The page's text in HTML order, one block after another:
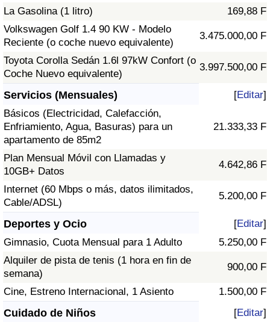
La Gasolina (1 litro)
169,88 F
Volkswagen Golf 1.4 90 KW - Modelo
Reciente (o coche nuevo equivalente)
3.475.000,00 F
Toyota Corolla Sedán 1.6l 97kW Confort (o
Coche Nuevo equivalente)
3.997.500,00 F
Servicios (Mensuales) [Editar]
Básicos (Electricidad, Calefacción,
Enfriamiento, Agua, Basuras) para un
apartamento de 85m2
21.333,33 F
Plan Mensual Móvil con Llamadas y
10GB+ Datos
4.642,86 F
Internet (60 Mbps o más, datos ilimitados,
Cable/ADSL)
5.200,00 F
Deportes y Ocio [Editar]
Gimnasio, Cuota Mensual para 1 Adulto
5.250,00 F
Alquiler de pista de tenis (1 hora en fin de
semana)
900,00 F
Cine, Estreno Internacional, 1 Asiento 1.500,00 F
Cuidado de Niños [Editar]